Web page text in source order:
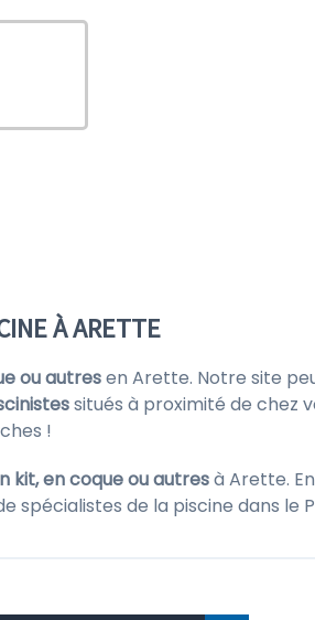
À ARETTE
ou autresen Arette. Notre site
situés à proximité de chez
!
kit, en coque ou autresà Arette.
spécialistes de la piscine dans le